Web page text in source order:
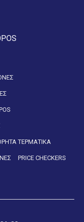
ΤΕΡΜΑΤΙΚΑ
PRICE CHECKERS